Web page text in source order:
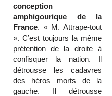
conception
amphigourique de la
France. « M. Attrape-tout
». C’est toujours la même
prétention de la droite à
confisquer la nation. Il
détrousse les cadavres
des héros morts de la
gauche. Il détrousse